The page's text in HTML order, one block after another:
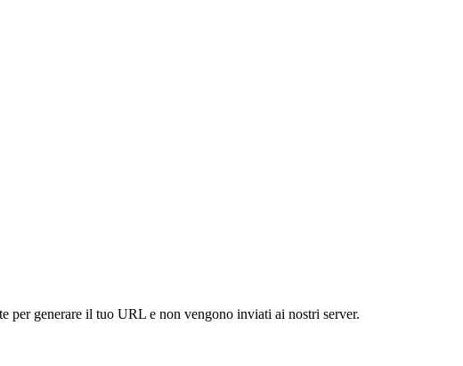
per generare il tuo URL e non vengono inviati ai nostri server.